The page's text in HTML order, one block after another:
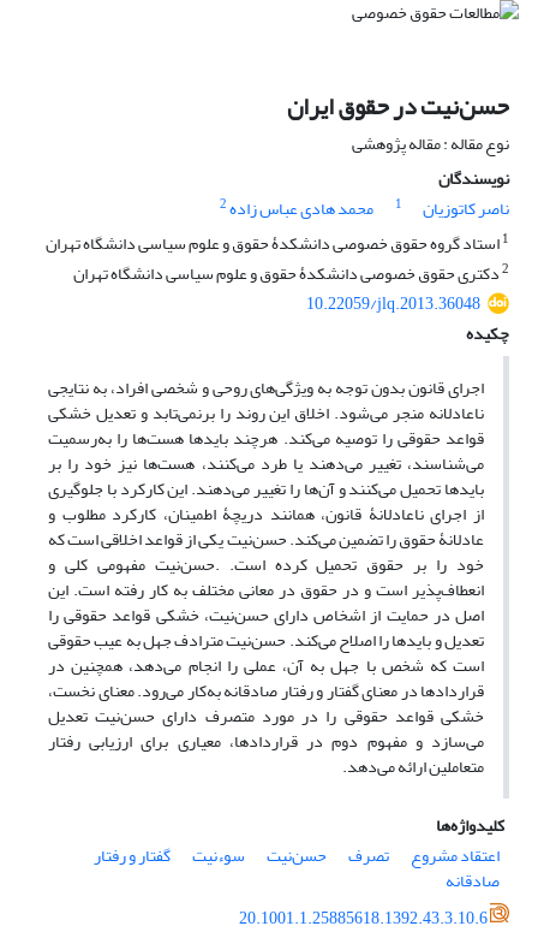
حسن‌نیت در حقوق ایران
نوع مقاله : مقاله پژوهشی
نویسندگان
ناصر کاتوزیان
1 محمد هادی عباس زاده2
1استاد گروه حقوق خصوصی دانشکدۀ حقوق و علوم سیاسی دانشگاه تهران
2دکتری حقوق خصوصی دانشکدۀ حقوق و علوم سیاسی دانشگاه تهران
10.22059/jlq.2013.36048
چکیده
اجرای قانون بدون توجه به ویژگی‌های روحی و شخصی افراد، به نتایجی
ناعادلانه منجر می‌شود. اخلاق این روند را برنمی‌تابد و تعدیل خشکی
قواعد حقوقی را توصیه می‌کند. هرچند بایدها هست‌ها را به‌رسمیت
می‌شناسند، تغییر می‌دهند یا طرد می‌کنند، هست‌ها نیز خود را بر
بایدها تحمیل می‌کنند و آن‌ها را تغییر می‌دهند. این کارکرد با جلوگیری
از اجرای ناعادلانۀ قانون، همانند دریچۀ اطمینان، کارکرد مطلوب و
عادلانۀ حقوق را تضمین می‌کند. حسن‌نیت یکی از قواعد اخلاقی است که
خود را بر حقوق تحمیل کرده است. .حسن‌نیت مفهومی کلی و
انعطاف‌پذیر است و در حقوق در معانی مختلف به کار رفته است. این
اصل در حمایت از اشخاص دارای حسن‌نیت، خشکی قواعد حقوقی را
تعدیل و بایدها را اصلاح می‌کند. حسن‌نیت مترادف جهل به عیب حقوقی
است که شخص با جهل به آن، عملی را انجام می‌دهد، همچنین در
قراردادها در معنای گفتار و رفتار صادقانه به‌کار می‌رود. معنای نخست،
خشکی قواعد حقوقی را در مورد متصرف دارای حسن‌نیت تعدیل
می‌سازد و مفهوم دوم در قراردادها، معیاری برای ارزیابی رفتار
متعاملین ارائه می‌دهد.
کلیدواژه‌ها
اعتقاد مشروع
تصرف حسن‌نیت سوءنیت گفتار و رفتار
صادقانه
20.1001.1.25885618.1392.43.3.10.6